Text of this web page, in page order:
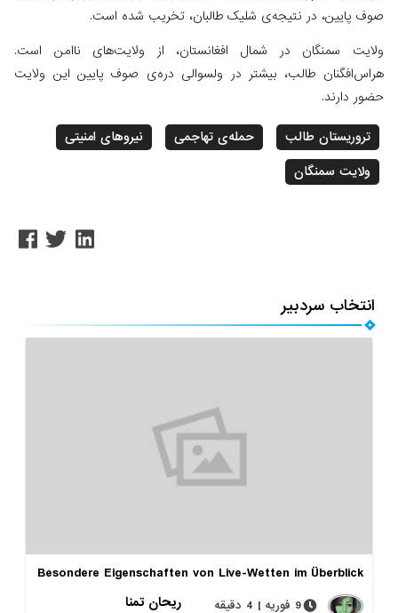
صوف پایین، در نتیجه‌ی شلیک طالبان، تخریب شده است.
ولایت سمنگان در شمال افغانستان، از ولایت‌های ناامن است.
هراس‌افگنان طالب، بیشتر در ولسوالی دره‌‌ی صوف پایین این ولایت
حضور دارند.
تروریستان طالب حمله‌ی تهاجمی
نیروهای امنیتی
ولایت سمنگان
انتخاب سردبیر
Besondere Eigenschaften von Live-Wetten im Überblick
ریحان تمنا
9 فوریه | 4 دقیقه